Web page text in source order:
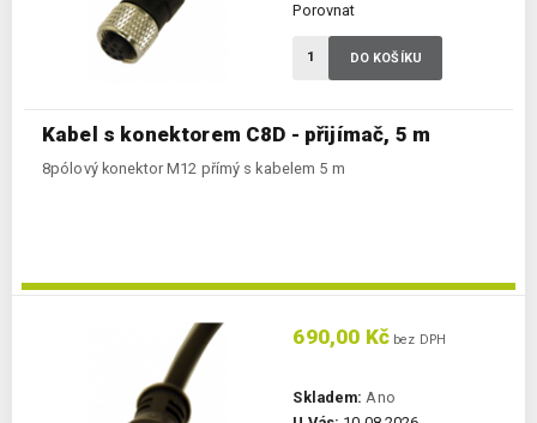
Kabel s konektorem C8D - přijímač, 5 m
8pólový konektor M12 přímý s kabelem 5 m
Porovnat
DO KOŠÍKU
690,00 Kč bez DPH
Skladem: Ano